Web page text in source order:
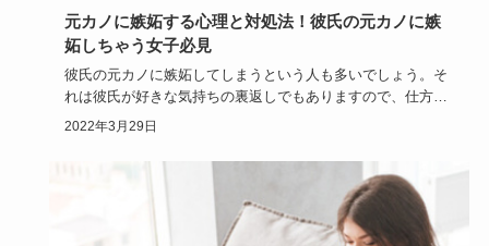
元カノに嫉妬する心理と対処法！彼氏の元カノに嫉
妬しちゃう女子必見
彼氏の元カノに嫉妬してしまうという人も多いでしょう。そ
れは彼氏が好きな気持ちの裏返しでもありますので、仕方の
ないこととも言…
2022年3月29日